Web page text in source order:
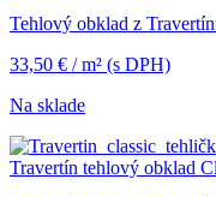
Tehlový obklad z
33,50 € / m² (s DPH)
Na sklade
Travertín tehlový obklad